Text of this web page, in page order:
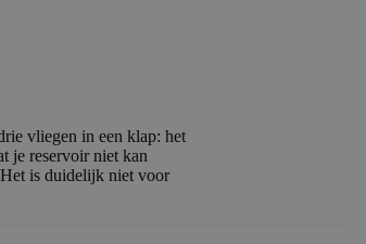
vliegen in een klap: het
je reservoir niet kan
is duidelijk niet voor